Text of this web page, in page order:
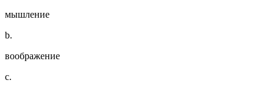
мышление
b.
воображение
c.